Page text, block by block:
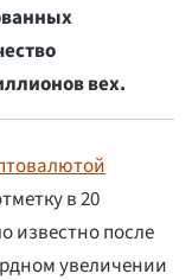
вех.
в 20
известно после
увеличении